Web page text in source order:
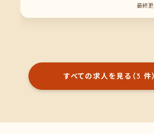
最終
すべての求人を見る（3 件